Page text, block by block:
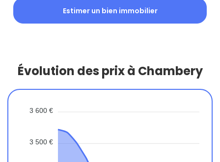
Estimer un bien immobilier
Évolution des prix à Chambery
3 600 €
3 500 €